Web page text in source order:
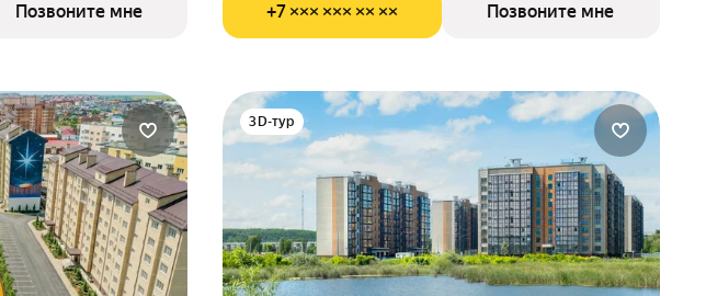
Позвоните мне +7 ××× ××× ×× ×× Позвоните мне
3D-тур